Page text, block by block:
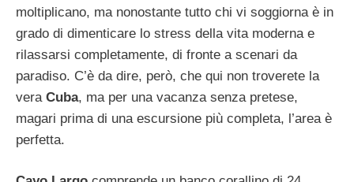
moltiplicano, ma nonostante tutto chi vi soggiorna è in
grado di dimenticare lo stress della vita moderna e
rilassarsi completamente, di fronte a scenari da
paradiso. C’è da dire, però, che qui non troverete la
vera Cuba, ma per una vacanza senza pretese,
magari prima di una escursione più completa, l’area è
perfetta.